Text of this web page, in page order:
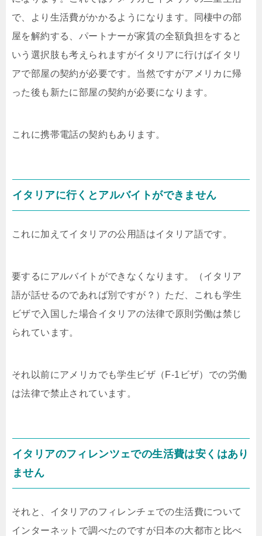
で、より生活費がかかるようになります。同棲中の部
屋を解約する、パートナーが家賃の全額負担をすると
いう選択肢も考えられますがイタリアに行けばイタリ
アで部屋の契約が必要です。当然ですがアメリカに帰
った後も新たに部屋の契約が必要になります。
これに携帯電話の契約もあります。
イタリアに行くとアルバイトができません
これに加えてイタリアの公用語はイタリア語です。
要するにアルバイトができなくなります。（イタリア
語が話せるのであれば別ですが？）ただ、これも学生
ビザで入国した場合イタリアの法律で原則労働は禁じ
られています。
それ以前にアメリカでも学生ビザ（F-1ビザ）での労働
は法律で禁止されています。
イタリアのフィレンツェでの生活費は安くはあり
ません
それと、イタリアのフィレンチェでの生活費について
インターネットで調べたのですが日本の大都市と比べ